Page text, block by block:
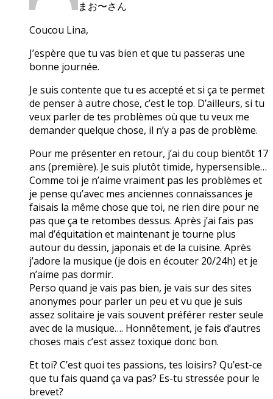
まお〜さん
Coucou Lina,
J’espère que tu vas bien et que tu passeras une
bonne journée.
Je suis contente que tu es accepté et si ça te permet
de penser à autre chose, c’est le top. D’ailleurs, si tu
veux parler de tes problèmes où que tu veux me
demander quelque chose, il n’y a pas de problème.
Pour me présenter en retour, j’ai du coup bientôt 17
ans (première). Je suis plutôt timide, hypersensible…
Comme toi je n’aime vraiment pas les problèmes et
je pense qu’avec mes anciennes connaissances je
faisais la même chose que toi, ne rien dire pour ne
pas que ça te retombes dessus. Après j’ai fais pas
mal d’équitation et maintenant je tourne plus
autour du dessin, japonais et de la cuisine. Après
j’adore la musique (je dois en écouter 20/24h) et je
n’aime pas dormir.
Perso quand je vais pas bien, je vais sur des sites
anonymes pour parler un peu et vu que je suis
assez solitaire je vais souvent préférer rester seule
avec de la musique…. Honnêtement, je fais d’autres
choses mais c’est assez toxique donc bon.
Et toi? C’est quoi tes passions, tes loisirs? Qu’est-ce
que tu fais quand ça va pas? Es-tu stressée pour le
brevet?